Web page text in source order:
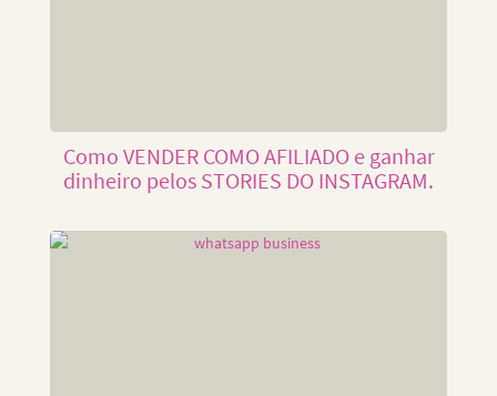
Como VENDER COMO AFILIADO e ganhar
dinheiro pelos STORIES DO INSTAGRAM.